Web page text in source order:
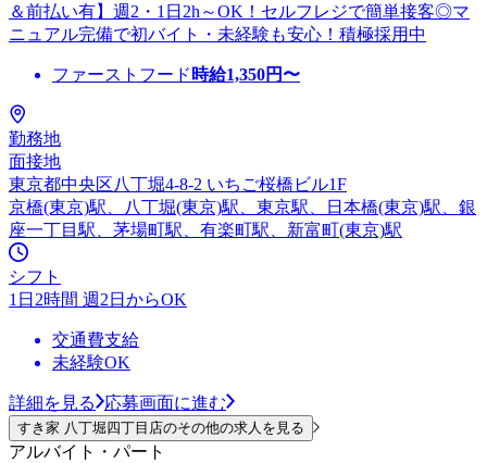
＆前払い有】週2・1日2h～OK！セルフレジで簡単接客◎マ
ニュアル完備で初バイト・未経験も安心！積極採用中
ファーストフード 時給1,350円〜
勤務地
面接地
東京都中央区八丁堀4-8-2 いちご桜橋ビル1F
京橋(東京)駅、八丁堀(東京)駅、東京駅、日本橋(東京)駅、銀
座一丁目駅、茅場町駅、有楽町駅、新富町(東京)駅
シフト
1日2時間 週2日からOK
交通費支給
未経験OK
詳細を見る 応募画面に進む
すき家 八丁堀四丁目店のその他の求人を見る
アルバイト・パート